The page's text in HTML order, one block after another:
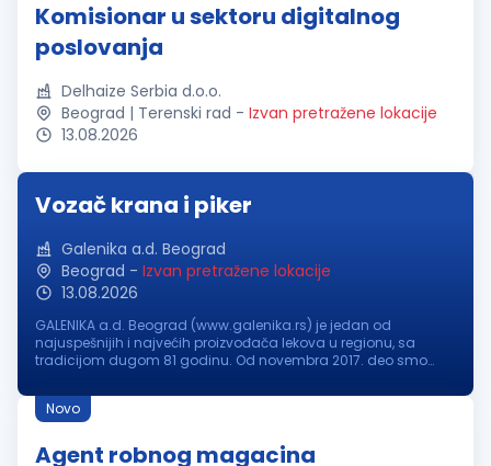
Komisionar u sektoru digitalnog
poslovanja
Delhaize Serbia d.o.o.
Beograd | Terenski rad - Izvan pretražene lokacije
13.08.2026
Vozač krana i piker
Galenika a.d. Beograd
Beograd - Izvan pretražene lokacije
13.08.2026
GALENIKA a.d. Beograd (www.galenika.rs) je jedan od
najuspešnijih i najvećih proizvođača lekova u regionu, sa
tradicijom dugom 81 godinu. Od novembra 2017. deo smo
najvećih farmaceutskih korporacij...
Novo
Agent robnog magacina